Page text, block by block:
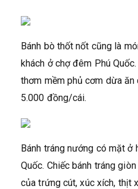
Bánh bò thốt nốt cũng là
khách ở chợ đêm Phú
thơm mềm phủ cơm dừa
5.000 đồng/cái.
Bánh tráng nướng có mặt ở
Quốc. Chiếc bánh tráng
của trứng cút, xúc xích, thịt